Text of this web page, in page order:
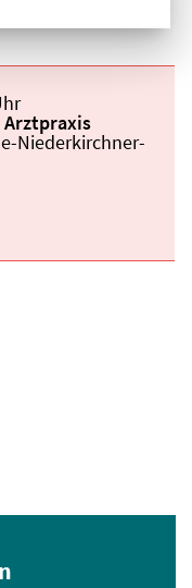
Arztpraxis
Niederkirchner-